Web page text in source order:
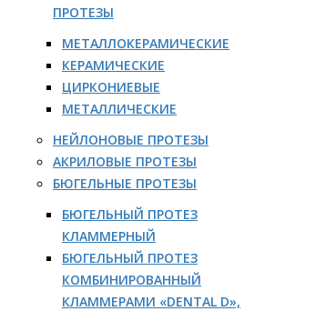
ПРОТЕЗЫ
МЕТАЛЛОКЕРАМИЧЕСКИЕ
КЕРАМИЧЕСКИЕ
ЦИРКОНИЕВЫЕ
МЕТАЛЛИЧЕСКИЕ
НЕЙЛОНОВЫЕ ПРОТЕЗЫ
АКРИЛОВЫЕ ПРОТЕЗЫ
БЮГЕЛЬНЫЕ ПРОТЕЗЫ
БЮГЕЛЬНЫЙ ПРОТЕЗ
КЛАММЕРНЫЙ
БЮГЕЛЬНЫЙ ПРОТЕЗ
КОМБИНИРОВАННЫЙ
КЛАММЕРАМИ «DENTAL D»,